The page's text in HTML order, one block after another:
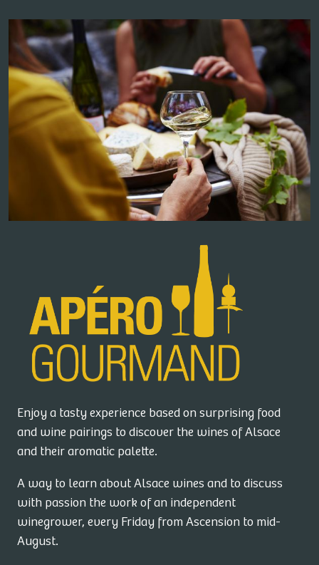
Enjoy a tasty experience based on surprising food
and wine pairings to discover the wines of Alsace
and their aromatic palette.
A way to learn about Alsace wines and to discuss
with passion the work of an independent
winegrower, every Friday from Ascension to mid-
August.